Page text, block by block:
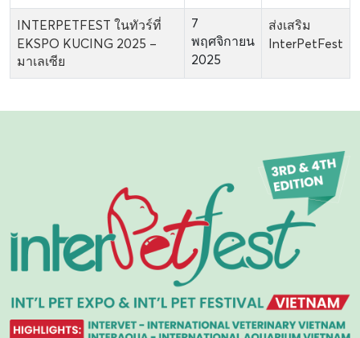
INTERPETFEST ในทัวร์ที่
EKSPO KUCING 2025 –
มาเลเซีย
7
พฤศจิกายน
2025
ส่งเสริม
InterPetFest